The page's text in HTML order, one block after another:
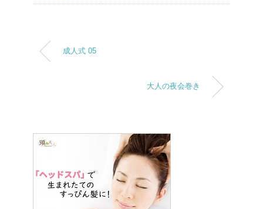
成人式 05
大人の夜会巻き